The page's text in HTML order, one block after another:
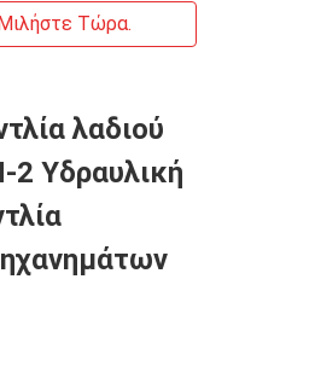
Τώρα.
λαδιού
2 Υδραυλική